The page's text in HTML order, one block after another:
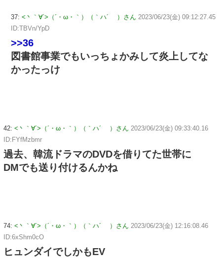
37: <丶｀∀´>（´・ω・｀）（｀ハ´ ）さん 2023/06/23(金) 09:12:27.45
ID:TBVn/YpD
>>36
図書館事業でもいっちょかみして炎上してな
かったっけ
42: <丶｀∀´>（´・ω・｀）（｀ハ´ ）さん 2023/06/23(金) 09:33:40.16
ID:FYfMzbmr
過去、韓流ドラマのDVDを借りてた世帯に
DMでも送り付けるんかね
74: <丶｀∀´>（´・ω・｀）（｀ハ´ ）さん 2023/06/23(金) 12:16:08.46
ID:6xShm0cO
ヒュンダイでしかもEV